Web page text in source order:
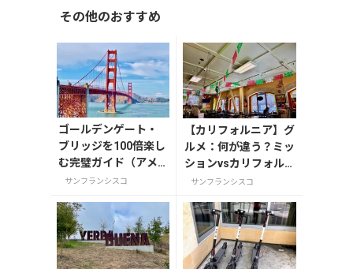
その他のおすすめ
ゴールデンゲート・
ブリッジを100倍楽し
む完璧ガイド（アメ
リカ・サンフランシ
サンフランシスコ
【カリフォルニア】グ
ルメ：何が違う？ミッ
ションvsカリフォル
ニアのブリトー対決
サンフランシスコ